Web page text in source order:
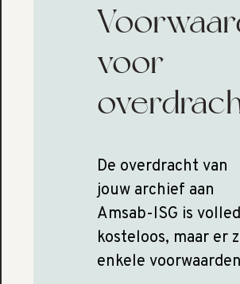
voor
De overdracht van
jouw archief aan
Amsab-ISG is
kosteloos, maar er
enkele